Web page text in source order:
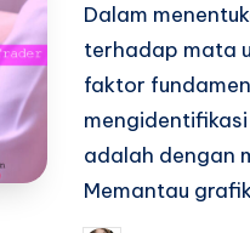
Dalam
terhadap mata
faktor
adalah dengan
Memantau